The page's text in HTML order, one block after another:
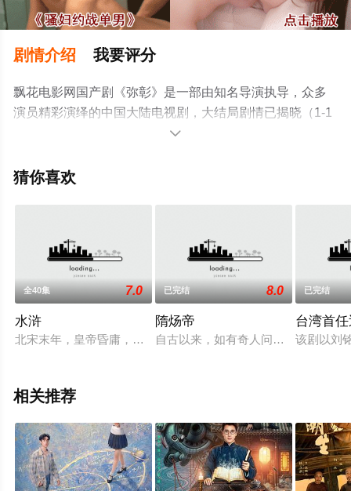
剧情介绍 我要评分
飘花电影网国产剧《弥彰》是一部由知名导演执导，众多
演员精彩演绎的中国大陆电视剧，大结局剧情已揭晓（1-1
全集），手机免费观看高清无删减完整版电视剧全集就上
剧情网等平台了解。

猜你喜欢
全40集 7.0
水浒
北宋末年，皇帝昏庸，奸臣当道。外虏压境，强梁四起。是非
已完结 8.0
隋炀帝
自古以来，如有奇人问世必天降异象
已完结
台湾首
该剧以刘
相关推荐